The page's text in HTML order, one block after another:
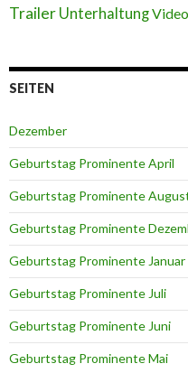
Trailer UnterhaltungVideo
SEITEN
Dezember
Geburtstag Prominente April
Geburtstag Prominente
Geburtstag Prominente
Geburtstag Prominente Januar
Geburtstag Prominente Juli
Geburtstag Prominente Juni
Geburtstag Prominente Mai